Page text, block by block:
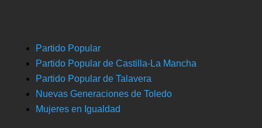
Partido Popular
Partido Popular de Castilla-La Mancha
Partido Popular de Talavera
Nuevas Generaciones de Toledo
Mujeres en Igualdad